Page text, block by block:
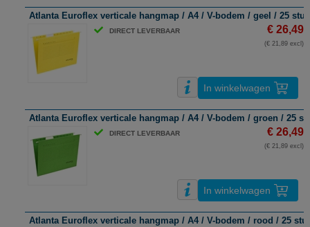
Atlanta Euroflex verticale hangmap / A4 / V-bodem / geel / 25
DIRECT LEVERBAAR € 26,49
(€ 21,89 excl)
In winkelwagen
Atlanta Euroflex verticale hangmap / A4 / V-bodem / groen / 25
DIRECT LEVERBAAR € 26,49
(€ 21,89 excl)
In winkelwagen
Atlanta Euroflex verticale hangmap / A4 / V-bodem / rood / 25